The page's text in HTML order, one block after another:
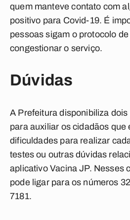
quem manteve contato com
positivo para Covid-19. É
pessoas sigam o protocolo
congestionar o serviço.
Dúvidas
A Prefeitura disponibiliza
para auxiliar os cidadãos que
dificuldades para realizar
testes ou outras dúvidas
aplicativo Vacina JP. Nesses
pode ligar para os números
7181.